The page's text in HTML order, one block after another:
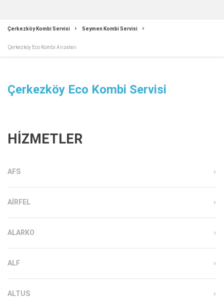
Çerkezköy Kombi Servisi Seymen Kombi Servisi
Çerkezköy Eco Kombi Arızaları
Çerkezköy Eco Kombi Servisi
HİZMETLER
AFS
AIRFEL
ALARKO
ALF
ALTUS